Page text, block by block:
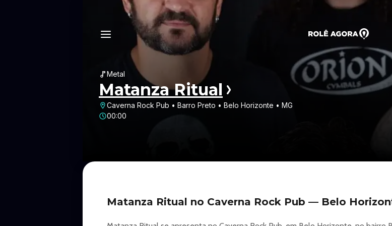
Metal
Matanza Ritual
Caverna Rock Pub • Barro Preto • Belo Horizonte • MG
00:00
Matanza Ritual no Caverna Rock Pub — Belo